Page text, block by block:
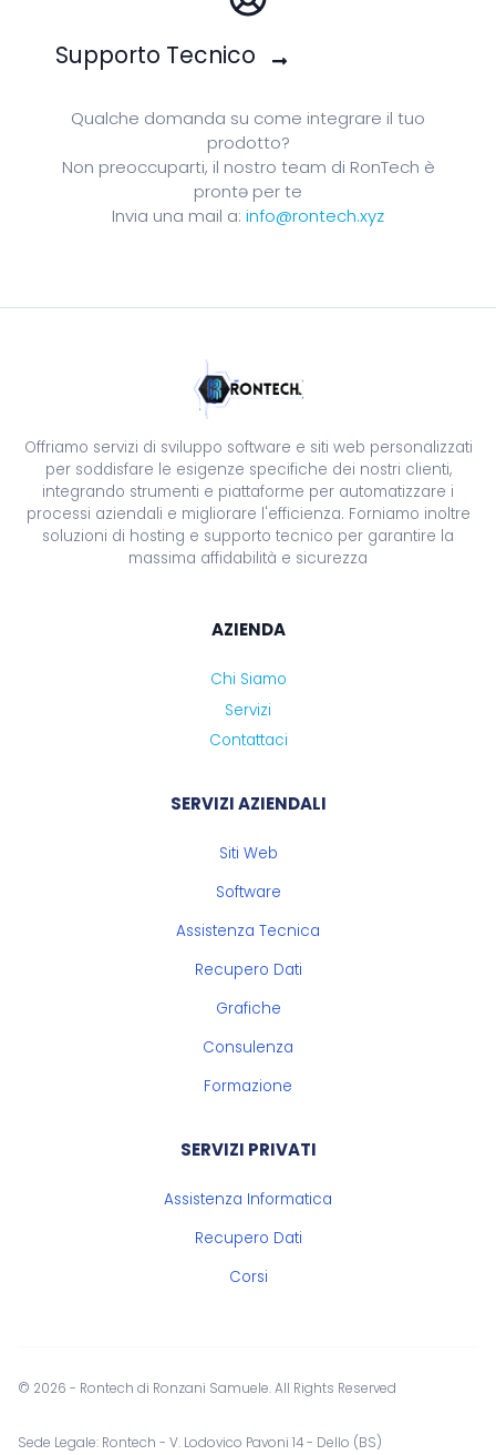
Supporto Tecnico
Qualche domanda su come integrare il tuo
prodotto?
Non preoccuparti, il nostro team di RonTech è
prontə per te
Invia una mail a: info@rontech.xyz
Offriamo servizi di sviluppo software e siti web personalizzati
per soddisfare le esigenze specifiche dei nostri clienti,
integrando strumenti e piattaforme per automatizzare i
processi aziendali e migliorare l'efficienza. Forniamo inoltre
soluzioni di hosting e supporto tecnico per garantire la
massima affidabilità e sicurezza
AZIENDA
Chi Siamo
Servizi
Contattaci
SERVIZI AZIENDALI
Siti Web
Software
Assistenza Tecnica
Recupero Dati
Grafiche
Consulenza
Formazione
SERVIZI PRIVATI
Assistenza Informatica
Recupero Dati
Corsi
© 2026 - Rontech di Ronzani Samuele. All Rights Reserved
Sede Legale: Rontech - V. Lodovico Pavoni 14 - Dello (BS)